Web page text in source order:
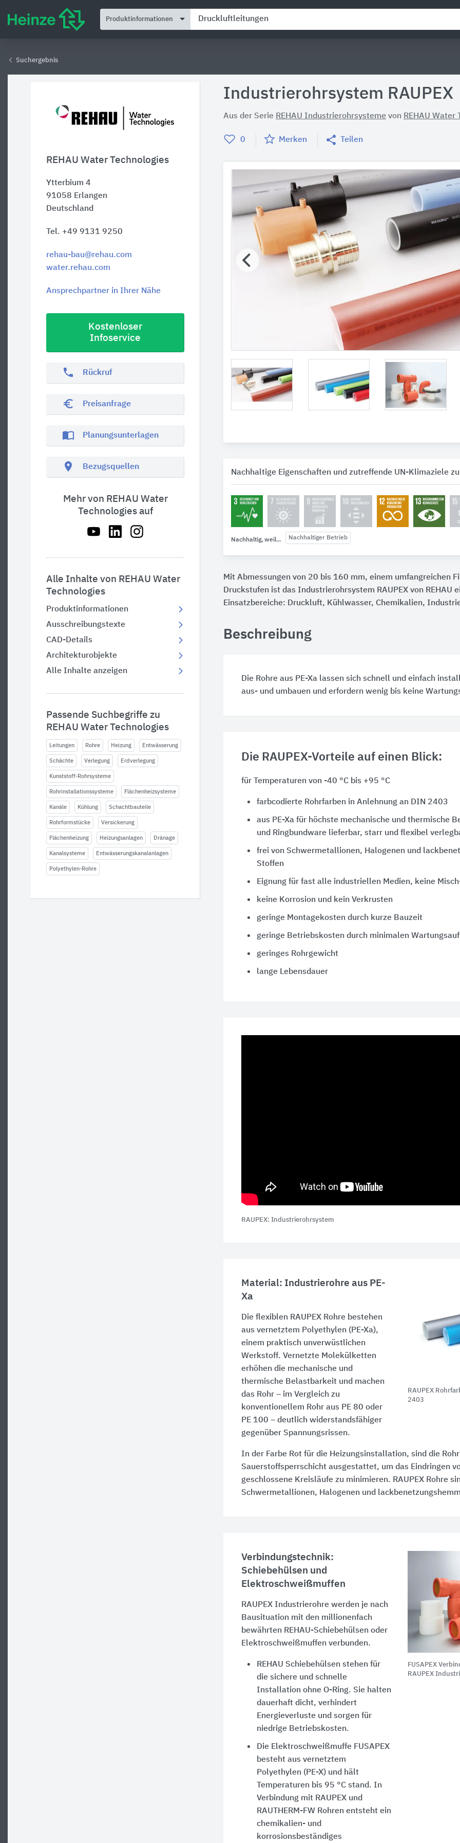
Produktinformationen
Suchergebnis
REHAU Water Technologies
Ytterbium 4
91058 Erlangen
Deutschland
Tel. +49 9131 9250
rehau-bau@rehau.com
water.rehau.com
Ansprechpartner in Ihrer Nähe
Kostenloser
Infoservice
phone Rückruf
euro_symbol Preisanfrage
import_contacts Planungsunterlagen
location_on Bezugsquellen
Mehr von REHAU Water
Technologies auf
Alle Inhalte von REHAU Water
Technologies
Produktinformationen
Ausschreibungstexte
CAD-Details
Architekturobjekte
Alle Inhalte anzeigen
Passende Suchbegriffe zu
REHAU Water Technologies
Leitungen Rohre Heizung Entwässerung
Schächte Verlegung Erdverlegung
Kunststoff-Rohrsysteme
Rohrinstallationssysteme Flächenheizsysteme
Kanäle Kühlung Schachtbauteile
Rohrformstücke Versickerung
Flächenheizung Heizungsanlagen Dränage
Kanalsysteme Entwässerungskanalanlagen
Polyethylen-Rohre
Industrierohrsystem RAUPEX
Aus der Serie REHAU Industrierohrsysteme von REHAU Water
0 Merken Teilen
Nachhaltige Eigenschaften und zutreffende UN-Klimaziele
Nachhaltig, weil... Nachhaltiger Betrieb
Mit Abmessungen von 20 bis 160 mm, einem umfangreichen
Druckstufen ist das Industrierohrsystem RAUPEX von REHAU
Einsatzbereiche: Druckluft, Kühlwasser, Chemikalien,
Beschreibung
Die Rohre aus PE-Xa lassen sich schnell und einfach
aus- und umbauen und erfordern wenig bis keine
Die RAUPEX-Vorteile auf einen Blick:
für Temperaturen von -40 °C bis +95 °C
farbcodierte Rohrfarben in Anlehnung an DIN 2403
aus PE-Xa für höchste mechanische und thermische
und Ringbundware lieferbar, starr und flexibel
frei von Schwermetallionen, Halogenen und
Stoffen
Eignung für fast alle industriellen Medien, keine
keine Korrosion und kein Verkrusten
geringe Montagekosten durch kurze Bauzeit
geringe Betriebskosten durch minimalen
geringes Rohrgewicht
lange Lebensdauer
RAUPEX: Industrierohrsystem
RAUPEX
2403
Material: Industrierohre aus PE-
Xa
Die flexiblen RAUPEX Rohre bestehen
aus vernetztem Polyethylen (PE-Xa),
einem praktisch unverwüstlichen
Werkstoff. Vernetzte Molekülketten
erhöhen die mechanische und
thermische Belastbarkeit und machen
das Rohr – im Vergleich zu
konventionellem Rohr aus PE 80 oder
PE 100 – deutlich widerstandsfähiger
gegenüber Spannungsrissen.
In der Farbe Rot für die Heizungsinstallation, sind die
Sauerstoffsperrschicht ausgestattet, um das Eindringen
geschlossene Kreisläufe zu minimieren. RAUPEX Rohre
Schwermetallionen, Halogenen und
FUSAPEX
RAUPEX
Verbindungstechnik:
Schiebehülsen und
Elektroschweißmuffen
RAUPEX Industrierohre werden je nach
Bausituation mit den millionenfach
bewährten REHAU-Schiebehülsen oder
Elektroschweißmuffen verbunden.
REHAU Schiebehülsen stehen für
die sichere und schnelle
Installation ohne O-Ring. Sie halten
dauerhaft dicht, verhindert
Energieverluste und sorgen für
niedrige Betriebskosten.
Die Elektroschweißmuffe FUSAPEX
besteht aus vernetztem
Polyethylen (PE-X) und hält
Temperaturen bis 95 °Cstand. In
Verbindung mit RAUPEX und
RAUTHERM-FW Rohren entsteht ein
chemikalien- und
korrosionsbeständiges